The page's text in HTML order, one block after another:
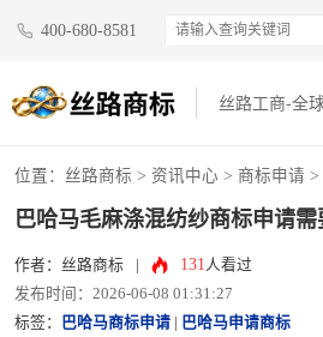
400-680-8581
丝路工商-全
位置： 丝路商标 > 资讯中心 > 商标申请 >
巴哈马毛麻涤混纺纱商标申请
作者：丝路商标 131人看过
发布时间：2026-06-08 01:31:27
标签：
巴哈马商标申请 巴哈马申请商标